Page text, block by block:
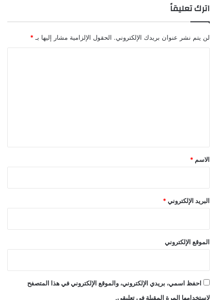
اترك تعليقاً
لن يتم نشر عنوان بريدك الإلكتروني. الحقول الإلزامية مشار إليها بـ *
*
الاسم *
البريد الإلكتروني *
الموقع الإلكتروني
احفظ اسمي، بريدي الإلكتروني، والموقع الإلكتروني في هذا المتصفح
لاستخدامها المرة المقبلة في تعليقي.